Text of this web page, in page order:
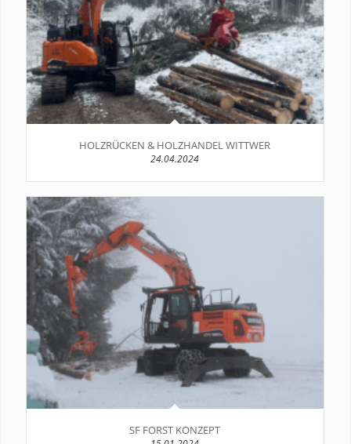
HOLZRÜCKEN & HOLZHANDEL WITTWER
24.04.2024
SF FORST KONZEPT